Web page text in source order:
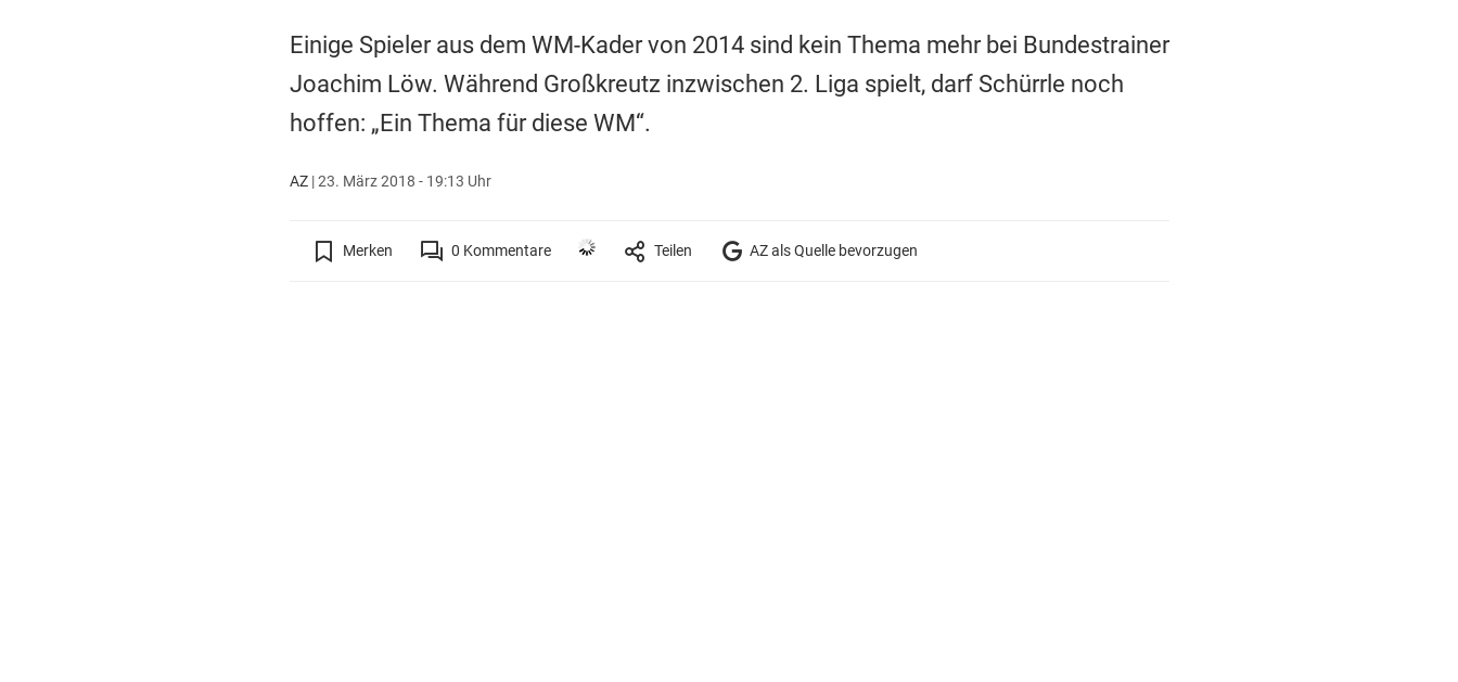
Einige Spieler aus dem WM-Kader von 2014 sind kein Thema mehr bei Bundestrainer
Joachim Löw. Während Großkreutz inzwischen 2. Liga spielt, darf Schürrle noch
hoffen: „Ein Thema für diese WM“.
AZ|23. März 2018 - 19:13 Uhr
Merken 0 Kommentare Teilen AZ als Quelle bevorzugen